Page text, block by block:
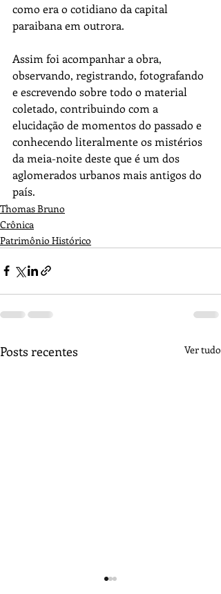
como era o cotidiano da capital
paraibana em outrora.
Assim foi acompanhar a obra,
observando, registrando, fotografando
e escrevendo sobre todo o material
coletado, contribuindo com a
elucidação de momentos do passado e
conhecendo literalmente os mistérios
da meia-noite deste que é um dos
aglomerados urbanos mais antigos do
país.
Thomas Bruno
Crônica
Patrimônio Histórico
Posts recentes Ver tudo